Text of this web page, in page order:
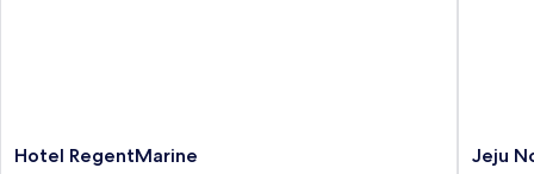
Hotel
Hotel RegentMarine
Jeju
Jeju